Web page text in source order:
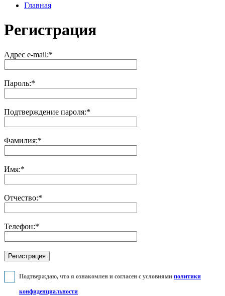
Главная
Регистрация
Адрес e-mail:*
Пароль:*
Подтверждение пароля:*
Фамилия:*
Имя:*
Отчество:*
Телефон:*
Подтверждаю, что я ознакомлен и согласен с условиями политики
конфиденциальности